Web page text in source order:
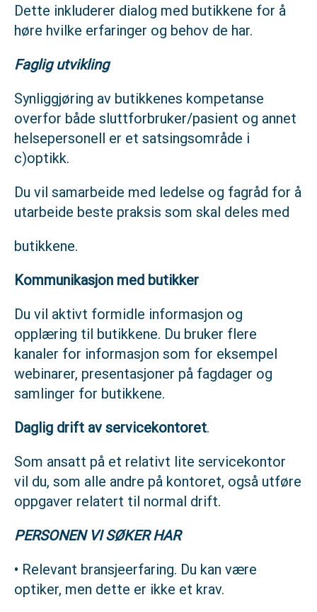
Dette inkluderer dialog med butikkene for å
høre hvilke erfaringer og behov de har.
Faglig utvikling
Synliggjøring av butikkenes kompetanse
overfor både sluttforbruker/pasient og annet
helsepersonell er et satsingsområde i
c)optikk.
Du vil samarbeide med ledelse og fagråd for å
utarbeide beste praksis som skal deles med
butikkene.
Kommunikasjon med butikker
Du vil aktivt formidle informasjon og
opplæring til butikkene. Du bruker flere
kanaler for informasjon som for eksempel
webinarer, presentasjoner på fagdager og
samlinger for butikkene.
Daglig drift av servicekontoret.
Som ansatt på et relativt lite servicekontor
vil du, som alle andre på kontoret, også utføre
oppgaver relatert til normal drift.
PERSONEN VI SØKER HAR
• Relevant bransjeerfaring. Du kan være
optiker, men dette er ikke et krav.